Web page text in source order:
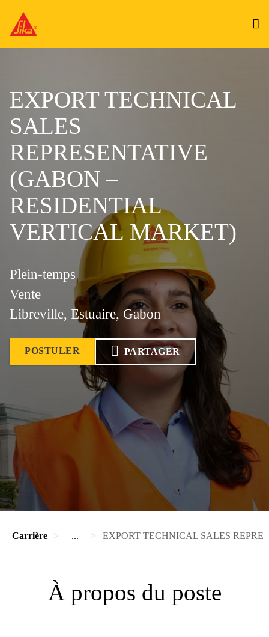
EXPORT TECHNICAL
SALES
REPRESENTATIVE
(GABON –
RESIDENTIAL
VERTICAL MARKET)
Plein-temps
Vente
Libreville, Estuaire, Gabon
POSTULER PARTAGER
Carrière ... EXPORT TECHNICAL SALES
À propos du poste